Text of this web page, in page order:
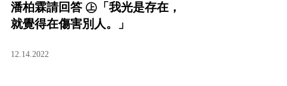
潘柏霖請回答 ㊤「我光是存在，
就覺得在傷害別人。」
12.14.2022